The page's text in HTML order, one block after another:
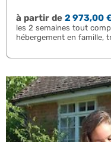
à partir de2 973,00
les 2 semaines tout
hébergement en famille,